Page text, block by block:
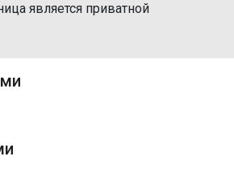
является приватной